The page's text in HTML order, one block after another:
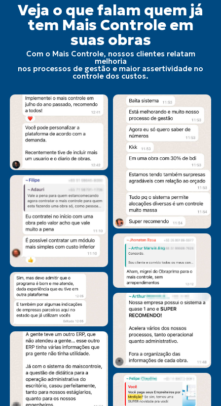
Veja o que falam quem já
tem Mais Controle em
suas obras
Com o Mais Controle, nossos clientes relatam
melhoria
nos processos de gestão e maior assertividade no
controle dos custos.